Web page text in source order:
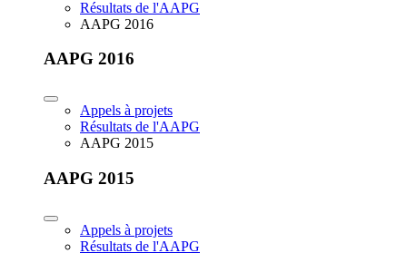
Résultats de l'AAPG
AAPG 2016
AAPG 2016
Appels à projets
Résultats de l'AAPG
AAPG 2015
AAPG 2015
Appels à projets
Résultats de l'AAPG